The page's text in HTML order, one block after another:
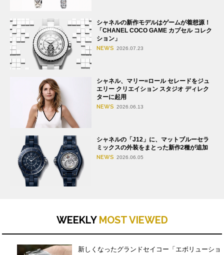
シャネルの新作モデルはゲームが着想源！
「CHANEL COCO GAME カプセル コレク
ション」
NEWS 2026.07.23
シャネル、マリー=ロール セレードをジュ
エリー クリエイション スタジオ ディレク
ターに起用
NEWS 2026.06.13
シャネルの「J12」に、マットブルーセラ
ミックスの外装をまとった新作2種が追加
NEWS 2026.06.05
WEEKLY MOST VIEWED
新しくなったグランドセイコー「エボリューショ